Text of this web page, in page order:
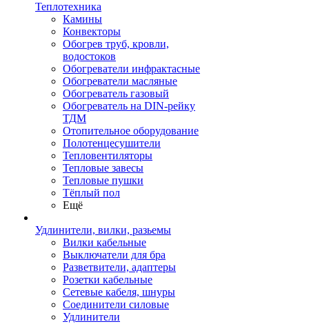
Теплотехника
Камины
Конвекторы
Обогрев труб, кровли,
водостоков
Обогреватели инфрактасные
Обогреватели масляные
Обогреватель газовый
Обогреватель на DIN-рейку
ТДМ
Отопительное оборудование
Полотенцесушители
Тепловентиляторы
Тепловые завесы
Тепловые пушки
Тёплый пол
Ещё
Удлинители, вилки, разьемы
Вилки кабельные
Выключатели для бра
Разветвители, адаптеры
Розетки кабельные
Сетевые кабеля, шнуры
Соединители силовые
Удлинители